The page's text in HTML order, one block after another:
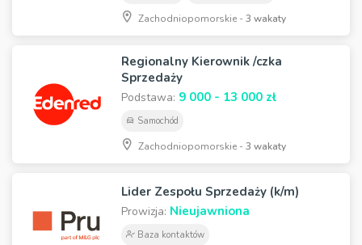
Zachodniopomorskie -3 wakaty
Regionalny Kierownik /czka
Sprzedaży
Podstawa: 9 000 - 13 000 zł
Samochód
Zachodniopomorskie -3 wakaty
Lider Zespołu Sprzedaży (k/m)
Prowizja: Nieujawniona
Baza kontaktów